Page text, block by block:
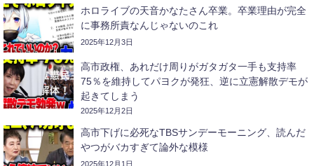
ホロライブの天音かなたさん卒業。卒業理由が完全
に事務所責なんじゃないのこれ
2025年12月3日
高市政権、あれだけ周りがガタガタ一手も支持率
75％を維持してパヨクが発狂、逆に立憲解散デモが
起きてしまう
2025年12月2日
高市下げに必死なTBSサンデーモーニング、読んだ
やつがバカすぎて論外な模様
2025年12月1日